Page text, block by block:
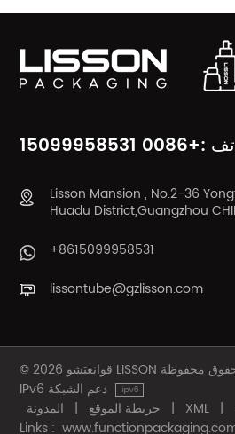
15099958531
Lisson Mansion , No.2-36
Huadu District,Guangzhou
+8615099958531
lissontube@gzlisson.com
© 2026 قوانغتشو LISSON البلاستيك المحدودة كل الحقوق محفوظة.
المدونة
| خريطة الموقع | XML |
Links :